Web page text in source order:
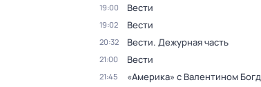
19:00 Вести
19:02 Вести
20:32 Вести. Дежурная часть
21:00 Вести
21:45 «Америка» с Валентином